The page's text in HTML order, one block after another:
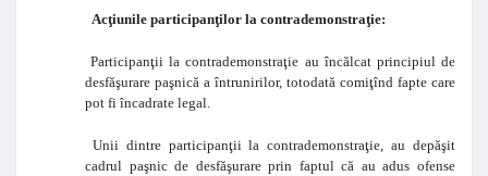
Acţiunile participanţilor la contrademonstraţie:
Participanţii la contrademonstraţie au încălcat principiul de
desfăşurare paşnică a întrunirilor, totodată comiţînd fapte care
pot fi încadrate legal.
Unii dintre participanţii la contrademonstraţie, au depăşit
cadrul paşnic de desfăşurare prin faptul că au adus ofense